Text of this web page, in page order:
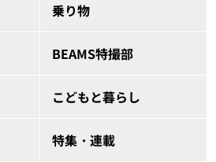
乗り物
BEAMS特撮部
こどもと暮らし
特集・連載